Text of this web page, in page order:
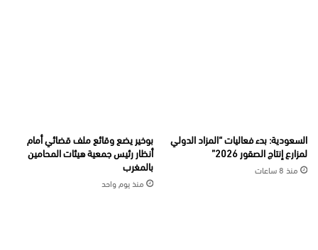
السعودية: بدء فعاليات “المزاد الدولي
لمزارع إنتاج الصقور 2026”
منذ 8 ساعات
بوخير يضع وقائع ملف قضائي أمام
أنظار رئيس جمعية هيئات المحامين
بالمغرب
منذ يوم واحد